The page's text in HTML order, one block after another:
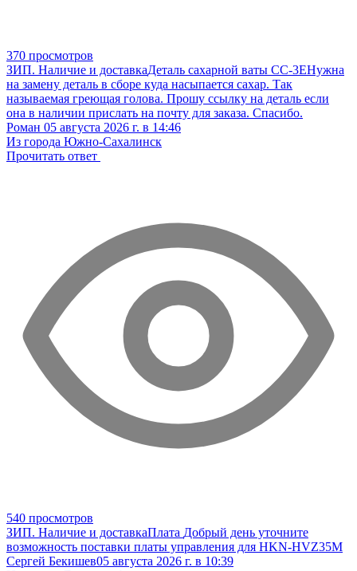
370 просмотров
ЗИП. Наличие и доставкаДеталь сахарной ваты CC-3EНужна
на замену деталь в сборе куда насыпается сахар. Так
называемая греющая голова. Прошу ссылку на деталь если
она в наличии прислать на почту для заказа. Спасибо.
Роман 05 августа 2026 г. в 14:46
Из города Южно-Сахалинск
Прочитать ответ
540 просмотров
ЗИП. Наличие и доставкаПлата Добрый день уточните
возможность поставки платы управления для HKN-HVZ35M
Сергей Бекишев05 августа 2026 г. в 10:39